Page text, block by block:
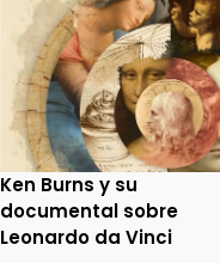
Ken Burns y su
documental sobre
Leonardo da Vinci